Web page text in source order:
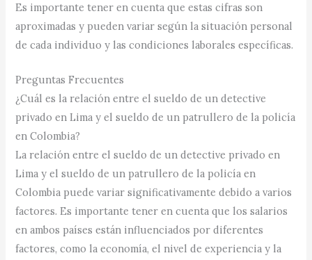
Es importante tener en cuenta que estas cifras son
aproximadas y pueden variar según la situación personal
de cada individuo y las condiciones laborales específicas.
Preguntas Frecuentes
¿Cuál es la relación entre el sueldo de un detective
privado en Lima y el sueldo de un patrullero de la policía
en Colombia?
La relación entre el sueldo de un detective privado en
Lima y el sueldo de un patrullero de la policía en
Colombia puede variar significativamente debido a varios
factores. Es importante tener en cuenta que los salarios
en ambos países están influenciados por diferentes
factores, como la economía, el nivel de experiencia y la